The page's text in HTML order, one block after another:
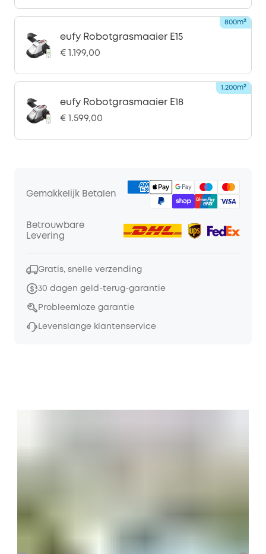
eufy Robotgrasmaaier E15
€ 1.199,00
800m²
eufy Robotgrasmaaier E18
€ 1.599,00
1.200m²
Gemakkelijk Betalen
Betrouwbare
Levering
Gratis, snelle verzending
30 dagen geld-terug-garantie
Probleemloze garantie
Levenslange klantenservice